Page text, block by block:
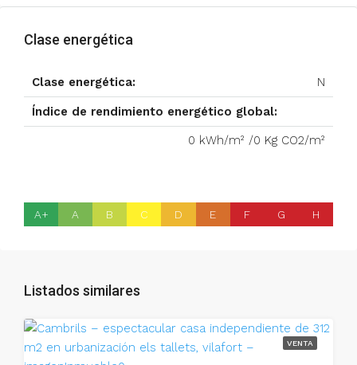
Clase energética
Clase energética: N
Índice de rendimiento energético global:
0 kWh/m² /0 Kg CO2/m²
A+ A B C D E F G H
Listados similares
VENTA